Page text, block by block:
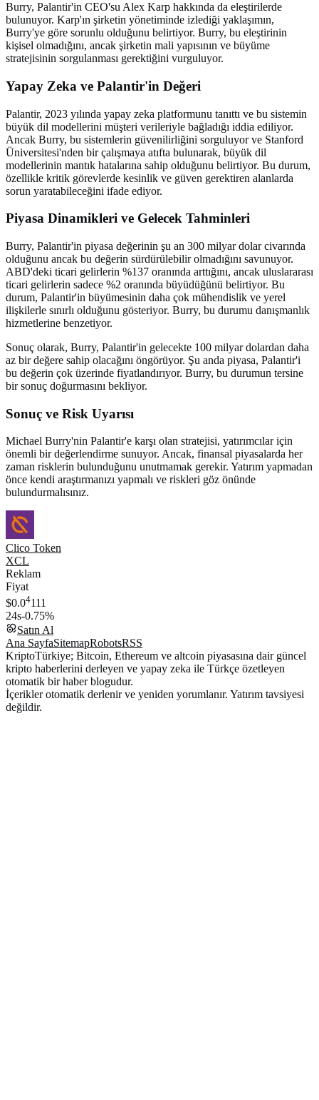
Burry, Palantir'in CEO'su Alex Karp hakkında da eleştirilerde
bulunuyor. Karp'ın şirketin yönetiminde izlediği yaklaşımın,
Burry'ye göre sorunlu olduğunu belirtiyor. Burry, bu eleştirinin
kişisel olmadığını, ancak şirketin mali yapısının ve büyüme
stratejisinin sorgulanması gerektiğini vurguluyor.
Yapay Zeka ve Palantir'in Değeri
Palantir, 2023 yılında yapay zeka platformunu tanıttı ve bu sistemin
büyük dil modellerini müşteri verileriyle bağladığı iddia ediliyor.
Ancak Burry, bu sistemlerin güvenilirliğini sorguluyor ve Stanford
Üniversitesi'nden bir çalışmaya atıfta bulunarak, büyük dil
modellerinin mantık hatalarına sahip olduğunu belirtiyor. Bu durum,
özellikle kritik görevlerde kesinlik ve güven gerektiren alanlarda
sorun yaratabileceğini ifade ediyor.
Piyasa Dinamikleri ve Gelecek Tahminleri
Burry, Palantir'in piyasa değerinin şu an 300 milyar dolar civarında
olduğunu ancak bu değerin sürdürülebilir olmadığını savunuyor.
ABD'deki ticari gelirlerin %137 oranında arttığını, ancak uluslararası
ticari gelirlerin sadece %2 oranında büyüdüğünü belirtiyor. Bu
durum, Palantir'in büyümesinin daha çok mühendislik ve yerel
ilişkilerle sınırlı olduğunu gösteriyor. Burry, bu durumu danışmanlık
hizmetlerine benzetiyor.
Sonuç olarak, Burry, Palantir'in gelecekte 100 milyar dolardan daha
az bir değere sahip olacağını öngörüyor. Şu anda piyasa, Palantir'i
bu değerin çok üzerinde fiyatlandırıyor. Burry, bu durumun tersine
bir sonuç doğurmasını bekliyor.
Sonuç ve Risk Uyarısı
Michael Burry'nin Palantir'e karşı olan stratejisi, yatırımcılar için
önemli bir değerlendirme sunuyor. Ancak, finansal piyasalarda her
zaman risklerin bulunduğunu unutmamak gerekir. Yatırım yapmadan
önce kendi araştırmanızı yapmalı ve riskleri göz önünde
bulundurmalısınız.
Clico Token
XCL
Reklam
Fiyat
$0.04111
24s-0.75%
Satın Al
Ana SayfaSitemapRobotsRSS
KriptoTürkiye; Bitcoin, Ethereum ve altcoin piyasasına dair güncel
kripto haberlerini derleyen ve yapay zeka ile Türkçe özetleyen
otomatik bir haber blogudur.
İçerikler otomatik derlenir ve yeniden yorumlanır. Yatırım tavsiyesi
değildir.